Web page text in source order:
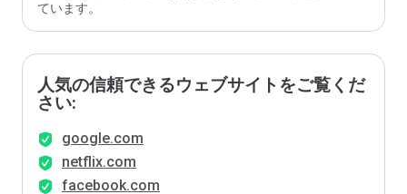
ています。
人気の信頼できるウェブサイトをご覧くだ
さい:
google.com
netflix.com
facebook.com